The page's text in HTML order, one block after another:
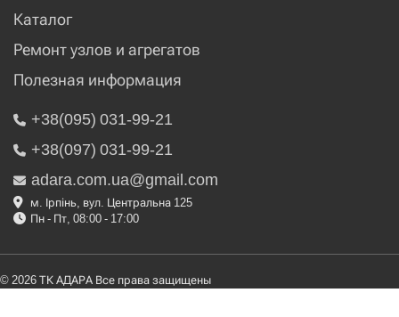
Каталог
Ремонт узлов и агрегатов
Полезная информация
+38(095) 031-99-21
+38(097) 031-99-21
adara.com.ua@gmail.com
м. Ірпінь, вул. Центральна 125
Пн - Пт, 08:00 - 17:00
© 2026 ТК АДАРА Все права защищены